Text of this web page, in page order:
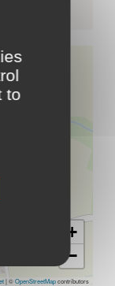
+
−
|©OpenStreetMapcontributors
to